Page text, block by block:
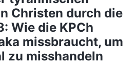
Christen durch die
Wie die KPCh
missbraucht, um
zu misshandeln